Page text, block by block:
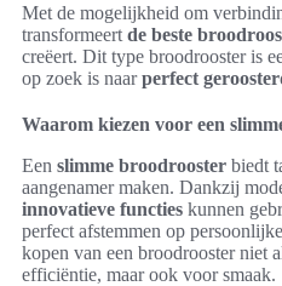
Met de mogelijkheid om
transformeert de beste
creëert. Dit type broodrooster is
op zoek is naarperfect
Waarom kiezen voor een
Een slimme broodrooster biedt
aangenamer maken. Dankzij
innovatieve functies kunnen
perfect afstemmen op
kopen van een broodrooster niet
efficiëntie, maar ook voor smaak.